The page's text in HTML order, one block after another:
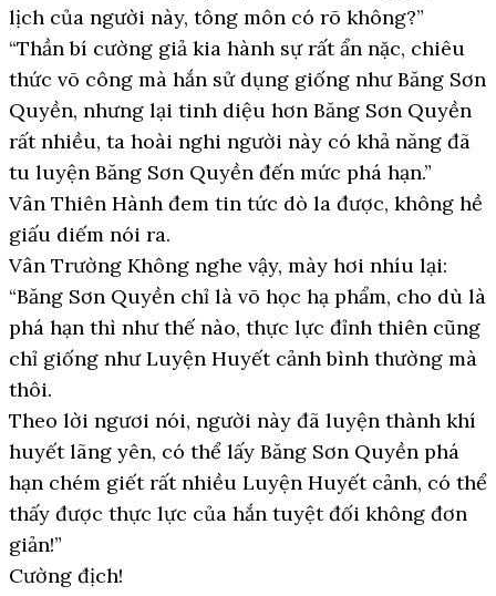
lịch của người này, tông môn có rõ không?”
“Thần bí cường giả kia hành sự rất ẩn nặc, chiêu
thức võ công mà hắn sử dụng giống như Băng Sơn
Quyền, nhưng lại tinh diệu hơn Băng Sơn Quyền
rất nhiều, ta hoài nghi người này có khả năng đã
tu luyện Băng Sơn Quyền đến mức phá hạn.”
Vân Thiên Hành đem tin tức dò la được, không hề
giấu diếm nói ra.
Vân Trường Không nghe vậy, mày hơi nhíu lại:
“Băng Sơn Quyền chỉ là võ học hạ phẩm, cho dù là
phá hạn thì như thế nào, thực lực đỉnh thiên cũng
chỉ giống như Luyện Huyết cảnh bình thường mà
thôi.
Theo lời ngươi nói, người này đã luyện thành khí
huyết lãng yên, có thể lấy Băng Sơn Quyền phá
hạn chém giết rất nhiều Luyện Huyết cảnh, có thể
thấy được thực lực của hắn tuyệt đối không đơn
giản!”
Cường địch!